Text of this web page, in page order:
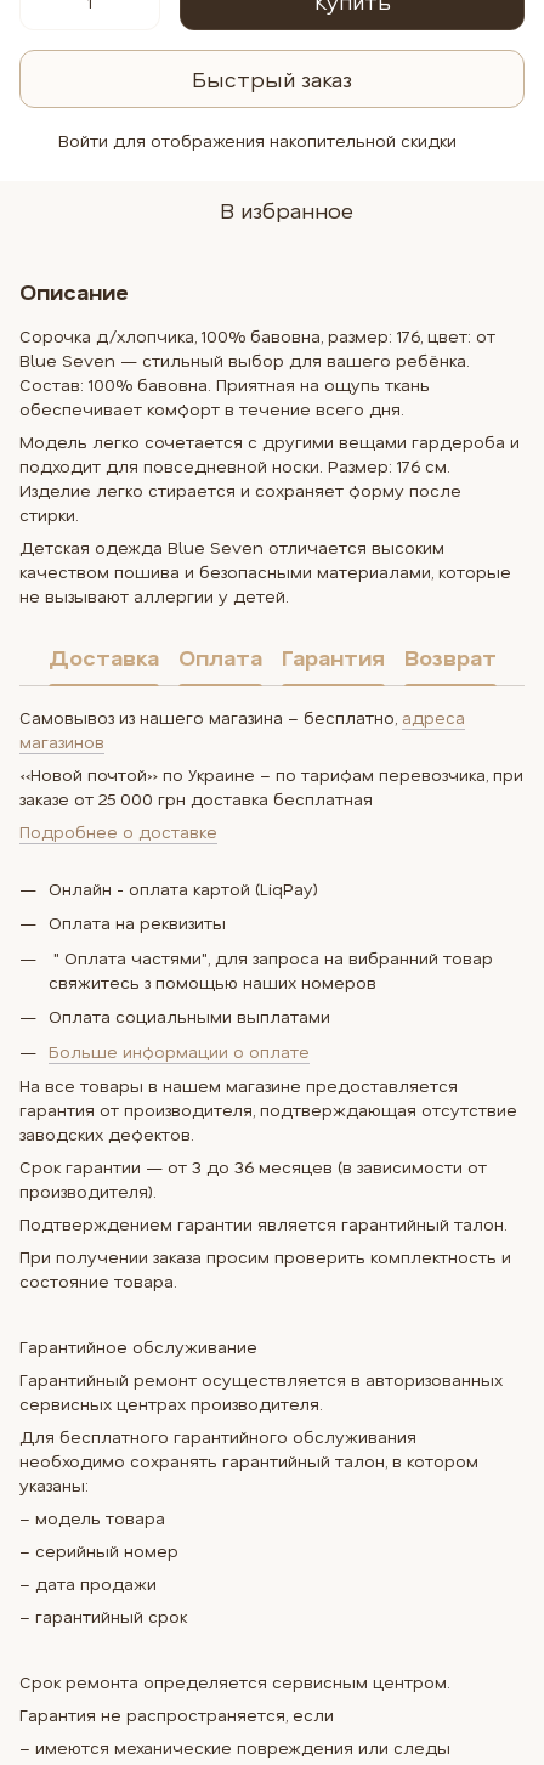
Быстрый заказ
Войти для отображения накопительной скидки
В избранное
Описание
Сорочка д/хлопчика, 100% бавовна, размер: 176, цвет: от
Blue Seven — стильный выбор для вашего ребёнка.
Состав: 100% бавовна. Приятная на ощупь ткань
обеспечивает комфорт в течение всего дня.
Модель легко сочетается с другими вещами гардероба и
подходит для повседневной носки. Размер: 176 см.
Изделие легко стирается и сохраняет форму после
стирки.
Детская одежда Blue Seven отличается высоким
качеством пошива и безопасными материалами, которые
не вызывают аллергии у детей.
Доставка Оплата Гарантия Возврат
Самовывоз из нашего магазина – бесплатно, адреса
магазинов
«Новой почтой» по Украине – по тарифам перевозчика, при
заказе от 25 000 грн доставка бесплатная
Подробнее о доставке
Онлайн - оплата картой (LiqPay)
Оплата на реквизиты
" Оплата частями", для запроса на вибранний товар
свяжитесь з помощью наших номеров
Оплата социальными выплатами
Больше информации о оплате
На все товары в нашем магазине предоставляется
гарантия от производителя, подтверждающая отсутствие
заводских дефектов.
Срок гарантии — от 3 до 36 месяцев (в зависимости от
производителя).
Подтверждением гарантии является гарантийный талон.
При получении заказа просим проверить комплектность и
состояние товара.
Гарантийное обслуживание
Гарантийный ремонт осуществляется в авторизованных
сервисных центрах производителя.
Для бесплатного гарантийного обслуживания
необходимо сохранять гарантийный талон, в котором
указаны:
– модель товара
– серийный номер
– дата продажи
– гарантийный срок
Срок ремонта определяется сервисным центром.
Гарантия не распространяется, если
– имеются механические повреждения или следы